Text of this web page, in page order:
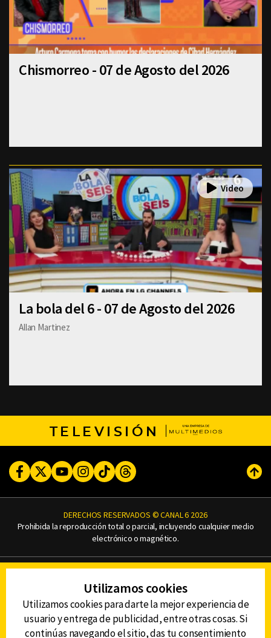
Chismorreo - 07 de Agosto del 2026
La bola del 6 - 07 de Agosto del 2026
Allan Martinez
TELEVISIÓN
FacebookTwitterYoutubeInstagram
TikTokThreads
DERECHOS RESERVADOS © CANAL 6 2026
Prohibida la reproducción total o parcial, incluyendo cualquier medio
electrónico o magnético.
AVISO DE PRIVACIDAD
AVISO LEGAL
DEFENSORÍA DE LAS AUDIENCIAS
Utilizamos cookies
Utilizamos cookies para darte la mejor experiencia de
usuario y entrega de publicidad, entre otras cosas. Si
continúas navegando el sitio, das tu consentimiento